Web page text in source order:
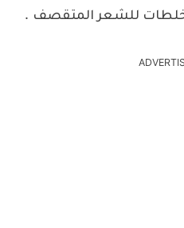
للشعر المتقصف .